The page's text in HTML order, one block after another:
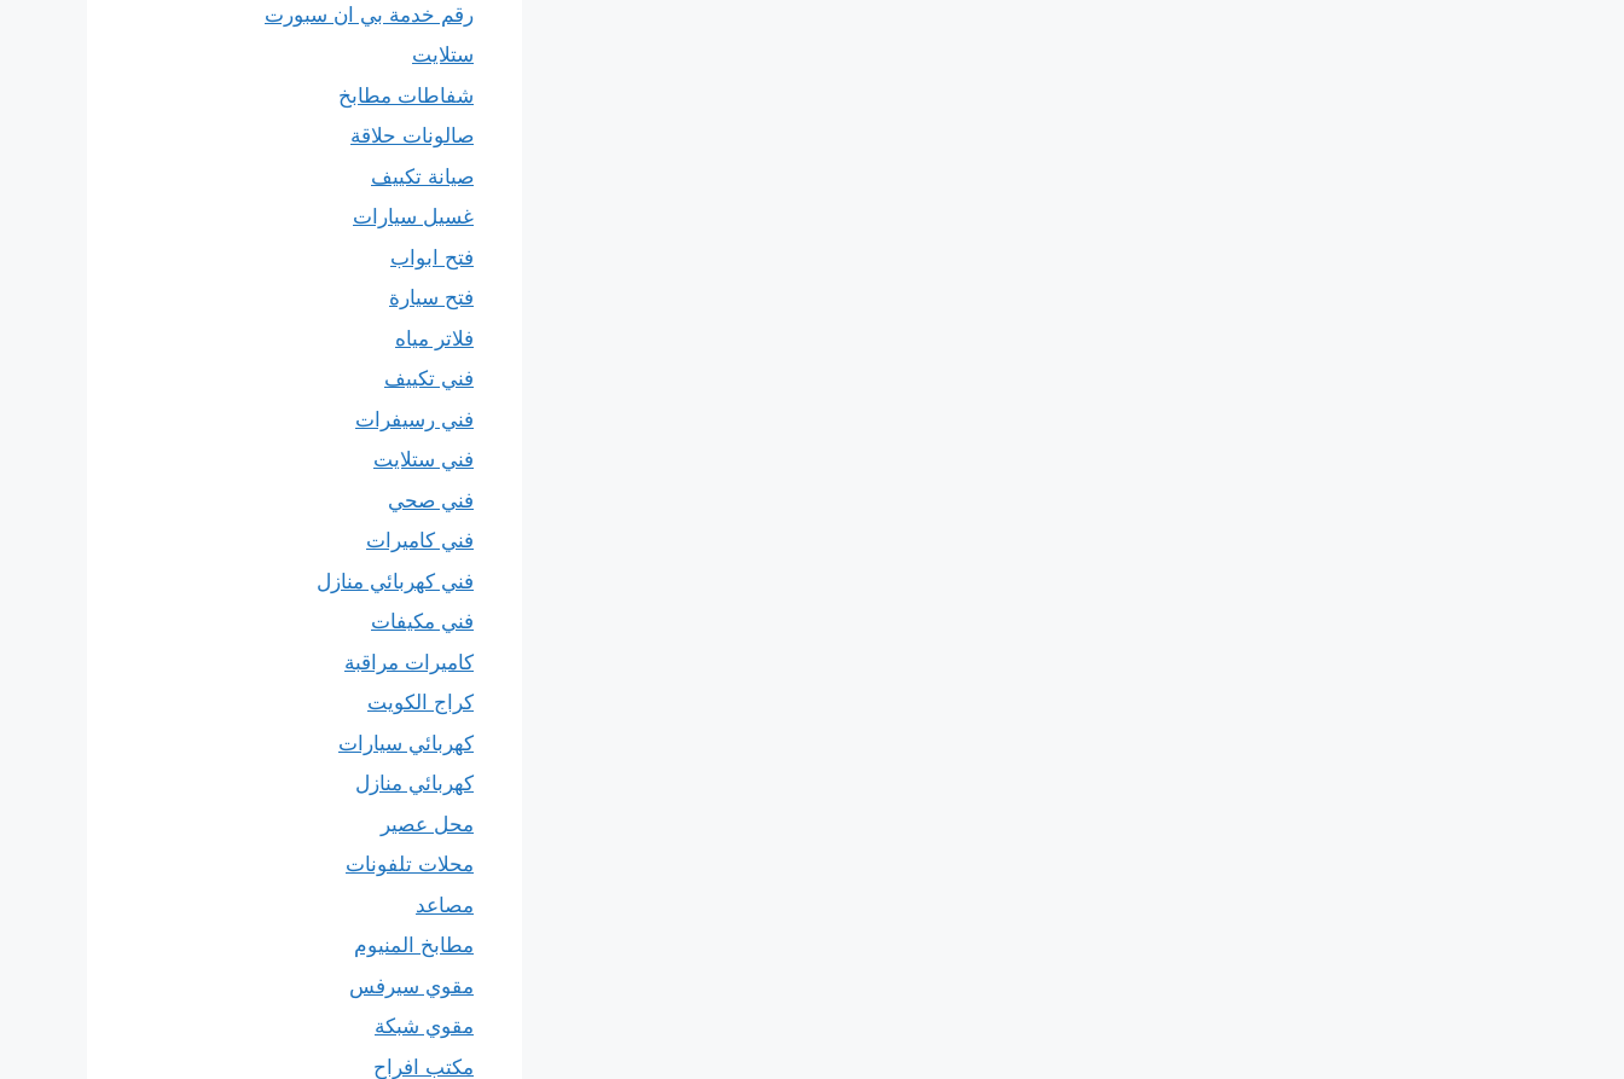
رقم خدمة بي ان سبورت
ستلايت
شفاطات مطابخ
صالونات حلاقة
صيانة تكييف
غسيل سيارات
فتح ابواب
فتح سيارة
فلاتر مياه
فني تكييف
فني رسيفرات
فني ستلايت
فني صحي
فني كاميرات
فني كهربائي منازل
فني مكيفات
كاميرات مراقبة
كراج الكويت
كهربائي سيارات
كهربائي منازل
محل عصير
محلات تلفونات
مصاعد
مطابخ المنيوم
مقوي سيرفس
مقوي شبكة
مكتب افراح